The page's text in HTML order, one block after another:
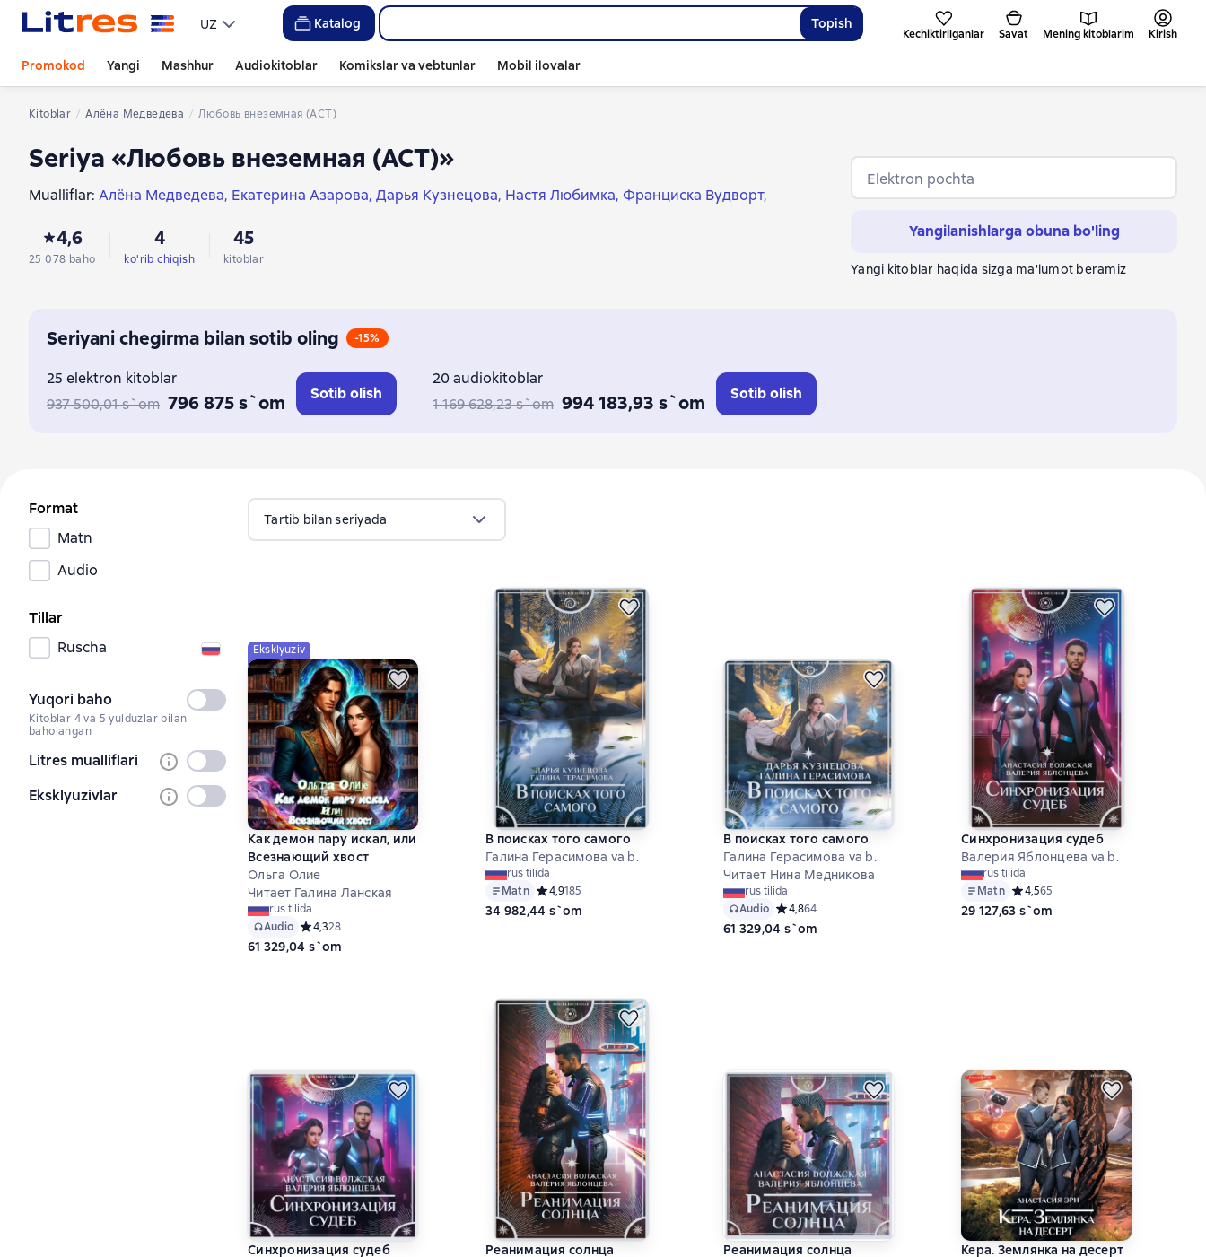
UZ Katalog Topish
Kechiktirilganlar Savat Mening kitoblarim Kirish
Promokod Yangi Mashhur Audiokitoblar Komikslar va vebtunlar Mobil ilovalar
Kitoblar Алёна Медведева Любовь внеземная (АСТ)
Seriya «Любовь внеземная (АСТ)»
Mualliflar: Алёна Медведева Екатерина Азарова Дарья Кузнецова Настя Любимка Франциска Вудворт
Ольга Олие
Анна Платунова Диана Хант
Анна Батлук
Елена Помазуева Маргарита Блинова
4,6
25 078 baho
4
ko'rib chiqish
45
kitoblar
Elektron pochta
Yangilanishlarga obuna bo'ling
Yangi kitoblar haqida sizga ma'lumot beramiz
Seriyani chegirma bilan sotib oling -15%
25 elektron kitoblar
937 500,01 s`om 796 875 s`om Sotib olish
20 audiokitoblar
1 169 628,23 s`om 994 183,93 s`om Sotib olish
Format
Matn
Audio
Tillar
Ruscha
Yuqori baho Tanlanmagan
Kitoblar 4 va 5 yulduzlar bilan
baholangan
Litres mualliflari
Tanlanmagan
Eksklyuzivlar
Tanlanmagan
Tartib bilan seriyada
Eksklyuziv
Как демон пару искал, или
Всезнающий хвост
Ольга Олие
Читает Галина Ланская
rus tilida
Audio Средний рейтинг 4,3 на основе 28 оценок
4,328
61 329,04 s`om
В поисках того самого
Галина Герасимова va b.
rus tilida
Matn Средний рейтинг 4,9 на основе 185 оценок
4,9185
34 982,44 s`om
В поисках того самого
Галина Герасимова va b.
Читает Нина Медникова
rus tilida
Audio Средний рейтинг 4,8 на основе 64 оценок
4,864
61 329,04 s`om
Синхронизация судеб
Валерия Яблонцева va b.
rus tilida
Matn Средний рейтинг 4,5 на основе 65
4,565
29 127,63 s`om
Синхронизация судеб
Реанимация солнца
Реанимация солнца
Кера. Землянка на десерт